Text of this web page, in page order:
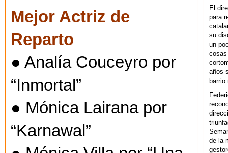
Mejor Actriz de
Reparto
● Analía Couceyro por
“Inmortal”
● Mónica Lairana por
“Karnawal”
El
para
su
un
cosas
años
de la